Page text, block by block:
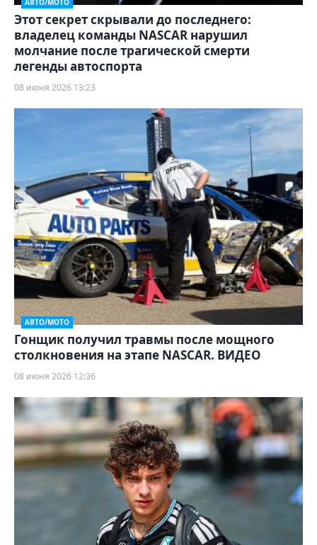
Этот секрет скрывали до последнего:
владелец команды NASCAR нарушил
молчание после трагической смерти
легенды автоспорта
08 июня 2026 13:23
АВТО/МОТО
Гонщик получил травмы после мощного
столкновения на этапе NASCAR. ВИДЕО
08 июня 2026 12:36